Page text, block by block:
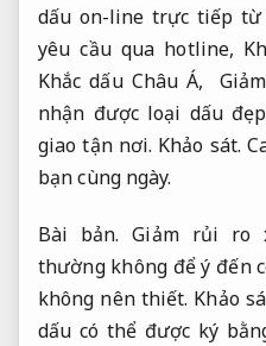
dấu on-line trực tiếp
yêu cầu qua hotline,
Khắc dấu Châu Á,
nhận được loại dấu
giao tận nơi. Khảo sát.
bạn cùng ngày.
Bài bản. Giảm rủi ro
thường không để ý đến
không nên thiết. Khảo
dấu có thể được ký